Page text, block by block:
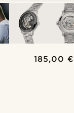
185,00 €